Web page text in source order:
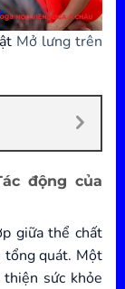
Mở lưng trên
động của
giữa thể chất
tổng quát. Một
sức khỏe